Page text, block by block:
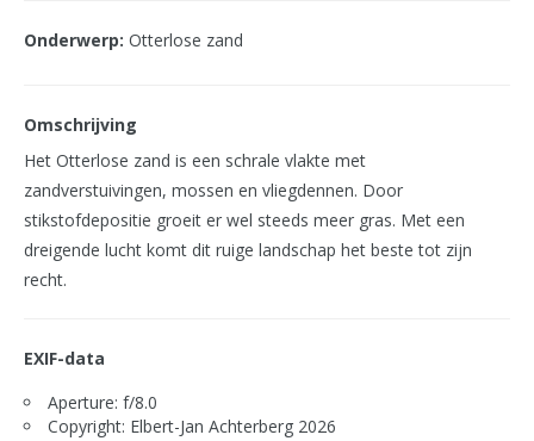
Onderwerp: Otterlose zand
Omschrijving
Het Otterlose zand is een schrale vlakte met
zandverstuivingen, mossen en vliegdennen. Door
stikstofdepositie groeit er wel steeds meer gras. Met een
dreigende lucht komt dit ruige landschap het beste tot zijn
recht.
EXIF-data
Aperture: f/8.0
Copyright: Elbert-Jan Achterberg 2026